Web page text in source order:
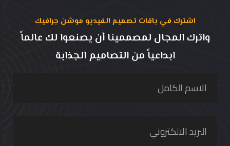
اشترك في باقات تصميم الفيديو موشن جرافيك
واترك المجال لمصممينا أن يصنعوا لك عالماً
ابداعياً من التصاميم الجذابة